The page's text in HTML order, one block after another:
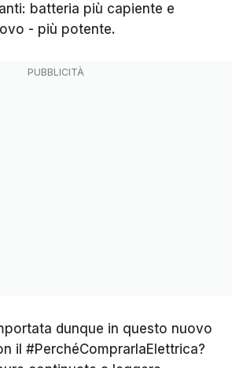
batteria più capiente e
- più potente.
dunque in questo nuovo
il #PerchéComprarlaElettrica?